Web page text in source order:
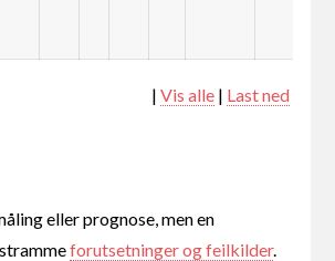
|Vis alle | Last ned
eller prognose, men en
forutsetninger og feilkilder.